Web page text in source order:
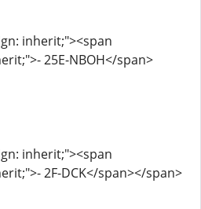
inherit;"><span
25E-NBOH</span>
inherit;"><span
2F-DCK</span></span>